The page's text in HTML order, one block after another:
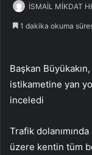
İSMAİL MİKDAT
1 dakika okuma
Başkan
istikametine yan
inceledi
Trafik
üzere kentin tüm